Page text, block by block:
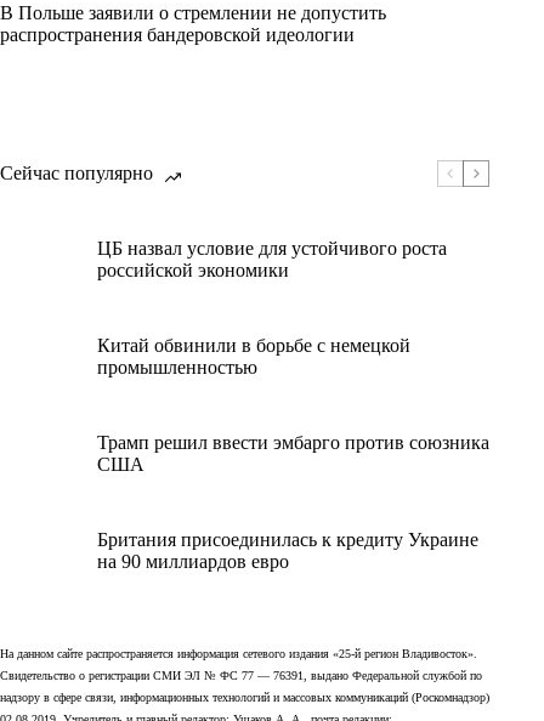
В Польше заявили о стремлении не допустить
распространения бандеровской идеологии
Сейчас популярно
ЦБ назвал условие для устойчивого роста
российской экономики
Китай обвинили в борьбе с немецкой
промышленностью
Трамп решил ввести эмбарго против союзника
США
Британия присоединилась к кредиту Украине
на 90 миллиардов евро
На данном сайте распространяется информация сетевого издания «25-й регион Владивосток».
Свидетельство о регистрации СМИ ЭЛ № ФС 77 — 76391, выдано Федеральной службой по
надзору в сфере связи, информационных технологий и массовых коммуникаций (Роскомнадзор)